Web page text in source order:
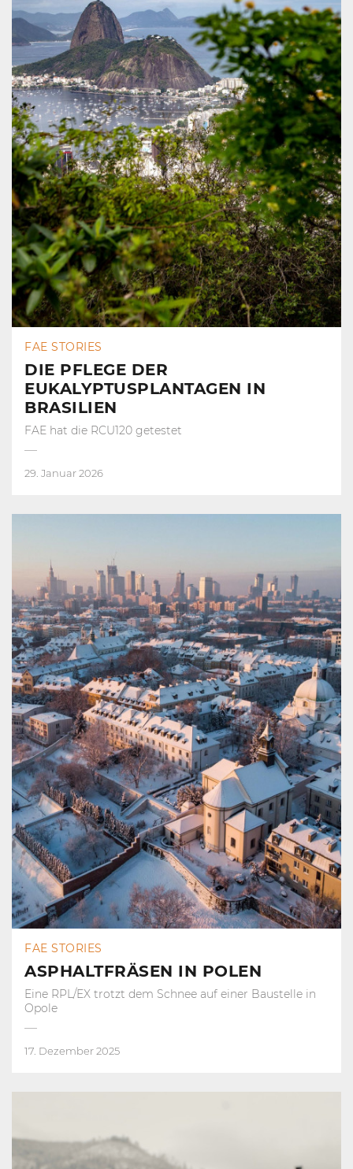
FAE STORIES
DIE PFLEGE DER
EUKALYPTUSPLANTAGEN IN
BRASILIEN
FAE hat die RCU120 getestet
29. Januar 2026
FAE STORIES
ASPHALTFRÄSEN IN POLEN
Eine RPL/EX trotzt dem Schnee auf einer Baustelle in
Opole
17. Dezember 2025